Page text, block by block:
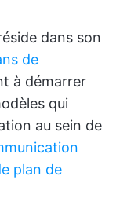
dans son
de
à démarrer
qui
au sein de
plan de